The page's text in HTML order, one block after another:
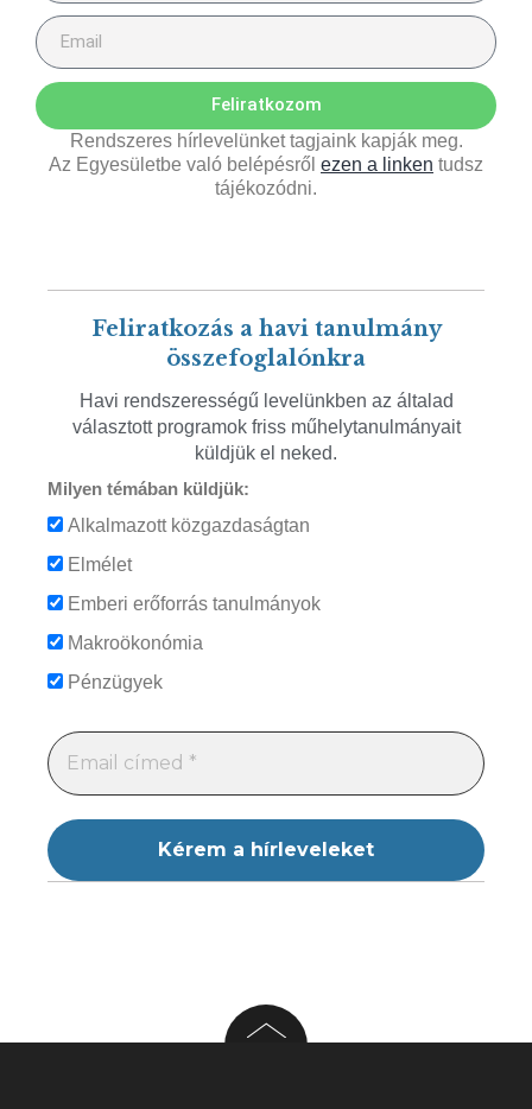
Feliratkozom
Rendszeres hírlevelünket tagjaink kapják meg.
Az Egyesületbe való belépésről ezen a linken tudsz
tájékozódni.
Feliratkozás a havi tanulmány
összefoglalónkra
Havi rendszerességű levelünkben az általad
választott programok friss műhelytanulmányait
küldjük el neked.
Milyen témában küldjük:
Alkalmazott közgazdaságtan
Elmélet
Emberi erőforrás tanulmányok
Makroökonómia
Pénzügyek